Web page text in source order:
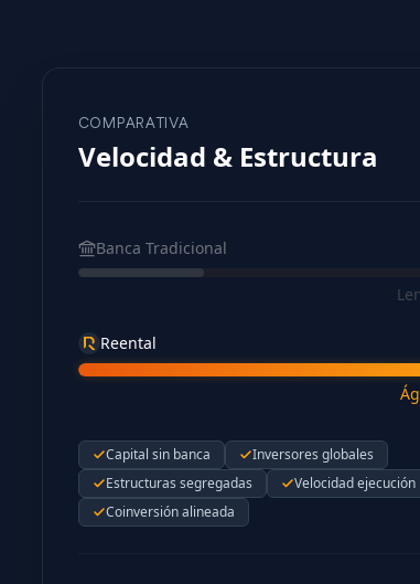
COMPARATIVA
Velocidad & Estructura
Banca Tradicional
Reental
Capital sin banca
Inversores globales
Estructuras segregadas
Velocidad ejecución
Coinversión alineada